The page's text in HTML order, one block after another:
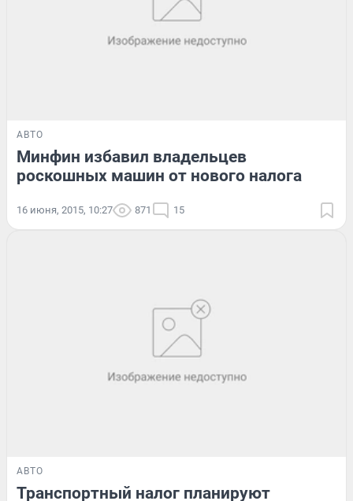
АВТО
Минфин избавил владельцев
роскошных машин от нового налога
16 июня, 2015, 10:27 871 15
АВТО
Транспортный налог планируют